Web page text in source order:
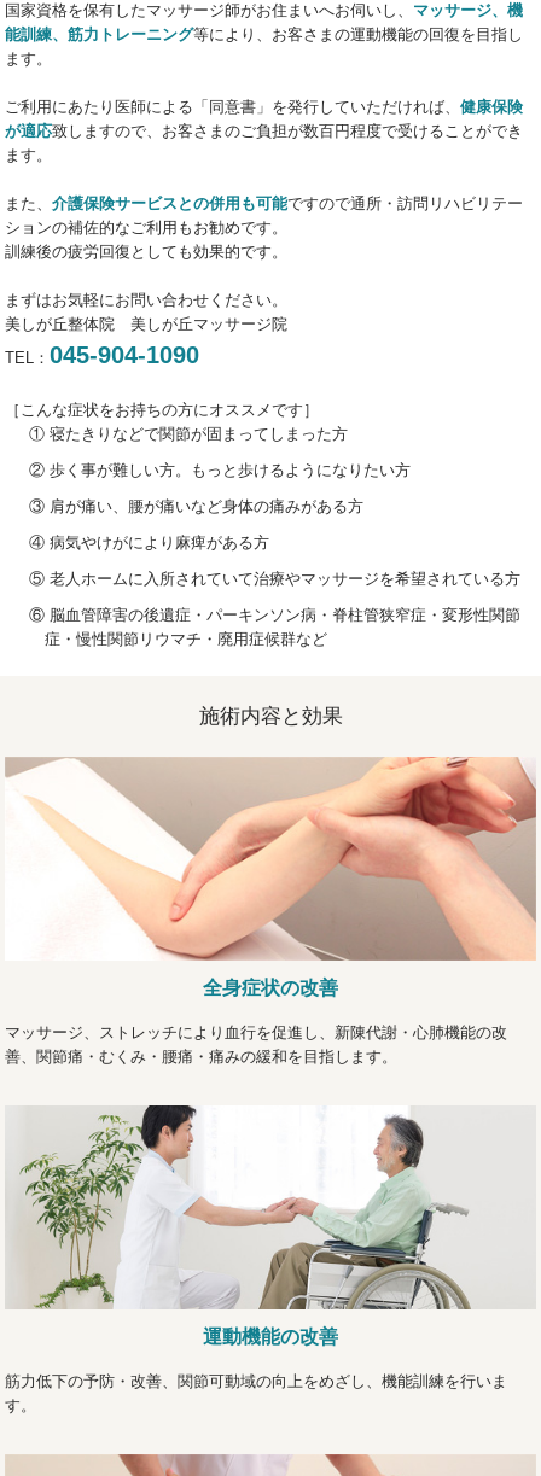
国家資格を保有したマッサージ師がお住まいへお伺いし、 マッサージ、機
能訓練、筋力トレーニング等により、お客さまの運動機能の回復を目指し
ます。
ご利用にあたり医師による「同意書」を発行していただければ、健康保険
が適応致しますので、お客さまのご負担が数百円程度で受けることができ
ます。
また、介護保険サービスとの併用も可能ですので通所・訪問リハビリテー
ションの補佐的なご利用もお勧めです。
訓練後の疲労回復としても効果的です。
まずはお気軽にお問い合わせください。
美しが丘整体院 美しが丘マッサージ院
TEL：045-904-1090
［こんな症状をお持ちの方にオススメです］
① 寝たきりなどで関節が固まってしまった方
② 歩く事が難しい方。もっと歩けるようになりたい方
③ 肩が痛い、腰が痛いなど身体の痛みがある方
④ 病気やけがにより麻痺がある方
⑤ 老人ホームに入所されていて治療やマッサージを希望されている方
⑥ 脳血管障害の後遺症・パーキンソン病・脊柱管狭窄症・変形性関節
症・慢性関節リウマチ・廃用症候群など
施術内容と効果
全身症状の改善
マッサージ、ストレッチにより血行を促進し、新陳代謝・心肺機能の改
善、関節痛・むくみ・腰痛・痛みの緩和を目指します。
運動機能の改善
筋力低下の予防・改善、関節可動域の向上をめざし、機能訓練を行いま
す。